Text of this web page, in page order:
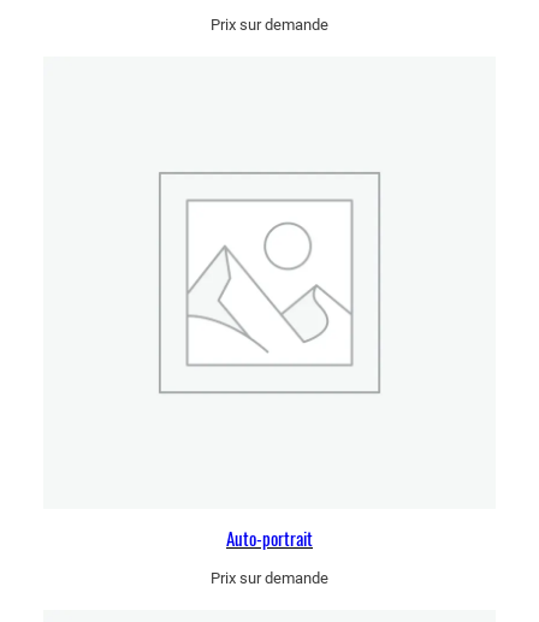
Prix sur demande
Auto-portrait
Prix sur demande